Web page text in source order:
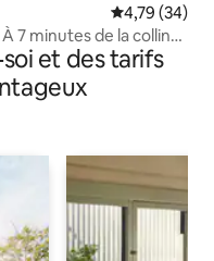
Évaluation
4,79 (34)
7 minutes de la colline
et des tarifs